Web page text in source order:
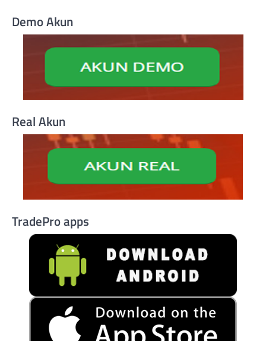
Demo Akun
Real Akun
TradePro apps